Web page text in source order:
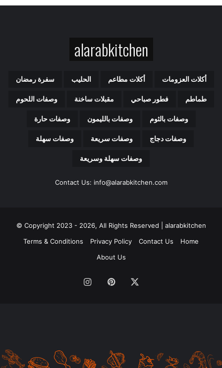
alarabkitchen
أكلات العزومات أكلات مطاعم الحليب سفرة رمضان
طماطم فطور صباحي مقبلات ساخنة وصفات اللحوم
وصفات بالثوم وصفات بالليمون وصفات حارة
وصفات دجاج وصفات سريعة وصفات سهلة
وصفات سهلة وسريعة
Contact Us: info@alarabkitchen.com
Copyright 2023 - 2026, All Rights Reserved | alarabkitchen ©
Home
Contact Us
Privacy Policy
Terms & Conditions
About Us
بينتيريستانستقرام